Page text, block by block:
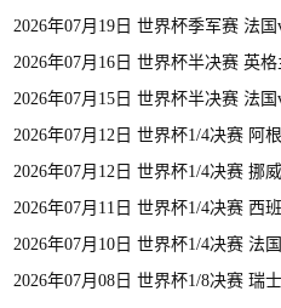
2026年07月19日 世界杯季军赛 法
2026年07月16日 世界杯半决赛 英
2026年07月15日 世界杯半决赛 法
2026年07月12日 世界杯1/4决赛 阿
2026年07月12日 世界杯1/4决赛 挪
2026年07月11日 世界杯1/4决赛 西
2026年07月10日 世界杯1/4决赛 法
2026年07月08日 世界杯1/8决赛 瑞